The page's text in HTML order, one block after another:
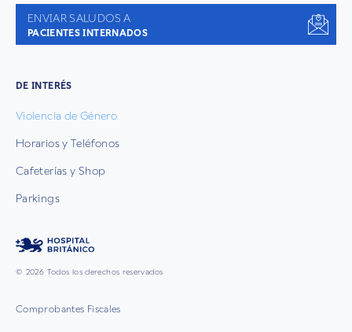
ENVIAR SALUDOS A
PACIENTES INTERNADOS
DE INTERÉS
Violencia de Género
Horarios y Teléfonos
Cafeterías y Shop
Parkings
© 2026 Todos los derechos reservados
Comprobantes Fiscales